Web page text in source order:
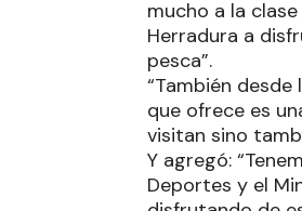
mucho a la
Herradura a
pesca”.
“También
que ofrece es
visitan sino
Y agregó:
Deportes y el